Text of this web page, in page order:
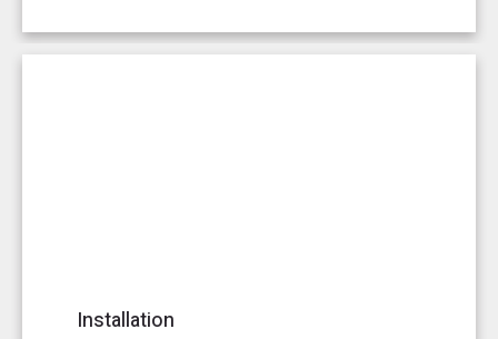
Installation